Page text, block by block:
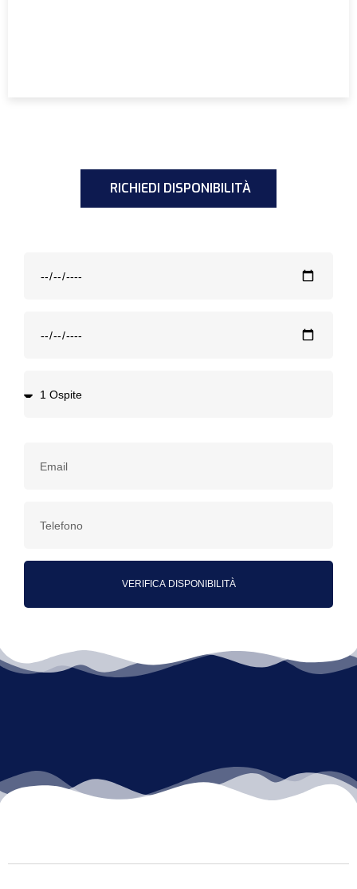
RICHIEDI DISPONIBILITÀ
VERIFICA DISPONIBILITÀ